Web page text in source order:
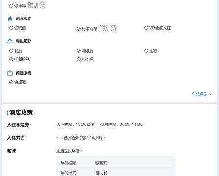
停車場 附加费
前台服務
儲物櫃 行李寄存 附加费 VIP通道入住
餐飲服務
餐廳 咖啡廳
酒吧
送餐服務
小吃吧
商務服務
會議廳
全部設施
酒店政策
入住和退房 入住時間：15:00以後 退房時間：00:00-11:00
入住方式 櫃枱服務時間：24小時。
餐飲 酒店提供早餐。
早餐種類
歐陸式
早餐形式
自助餐